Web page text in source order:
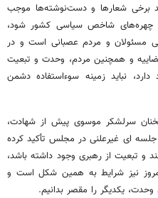
برخی شعارها و دست‌نوشته‌ها موجب
چهره‌های شاخص سیاسی کشور شود،
مسئولان و مردم عصبانی است و در
و همچنین مردم، وحدت و تبعیت
نباید زمینه سوءاستفاده دشمن
سرلشکر موسوی پیش از شهادت،
ای غیرعلنی در مجلس تأکید کرده
و تبعیت از رهبری وجود داشته باشد،
نیز شرایط به همین شکل است و
یکدیگر را مقصر بدانیم.